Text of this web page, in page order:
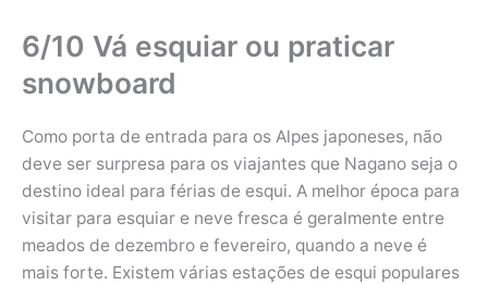
6/10 Vá esquiar ou praticar
snowboard
Como porta de entrada para os Alpes japoneses, não
deve ser surpresa para os viajantes que Nagano seja o
destino ideal para férias de esqui. A melhor época para
visitar para esquiar e neve fresca é geralmente entre
meados de dezembro e fevereiro, quando a neve é ​​
mais forte. Existem várias estações de esqui populares